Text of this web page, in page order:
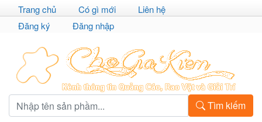
Trang chủ Có gì mới
Liên hệ
Đăng ký
Đăng nhập
Tìm kiếm